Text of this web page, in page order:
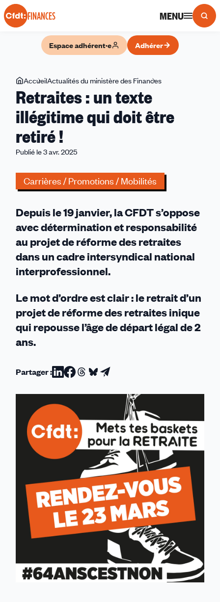
Panneau de gestion des cookies
FINANCES MENU
Espace adhérent·e Adhérer
Vous
êtes
ici
AccueilActualités du ministère des Finances
texte
!
Retraites : un texte
illégitime qui doit être
retiré !
Publié le 3 avr. 2025
Carrières / Promotions / Mobilités
Depuis le 19 janvier, la CFDT s’oppose
avec détermination et responsabilité
au projet de réforme des retraites
dans un cadre intersyndical national
interprofessionnel.
Le mot d’ordre est clair : le retrait d’un
projet de réforme des retraites inique
qui repousse l’âge de départ légal de 2
ans.
Partager :Partager
sur
Linkedin
Partager
sur
Facebook
Partager
sur
Partager
sur
Partager
par
email